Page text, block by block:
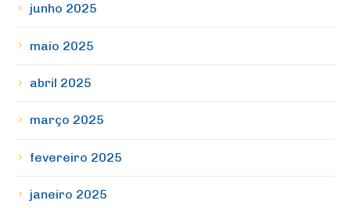
junho 2025
maio 2025
abril 2025
março 2025
fevereiro 2025
janeiro 2025